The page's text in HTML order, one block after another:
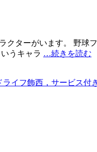
クターがいます。 野
うキャラ …続きを読む
イフ飾西，サービス